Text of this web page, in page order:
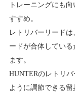
トレーニングにも
すすめ。
レトリバーリード
ードが合体してい
ます。
HUNTERのレトリ
ように調節できる留